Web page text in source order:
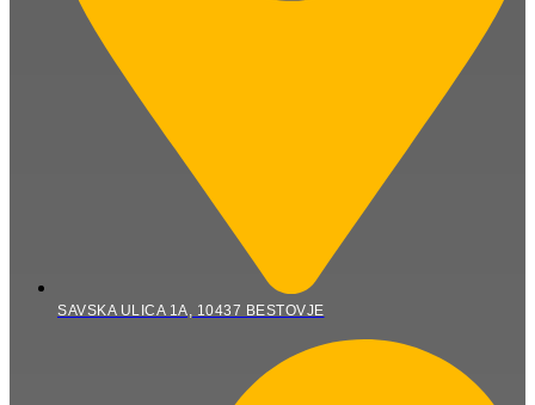
SAVSKA ULICA 1A, 10437 BESTOVJE